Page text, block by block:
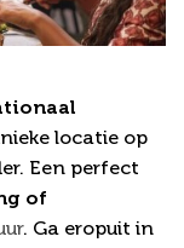
locatie op
Een perfect
of
. Ga eropuit in